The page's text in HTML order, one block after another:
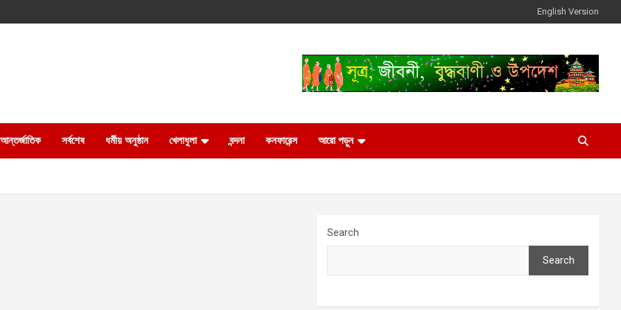
English Version
আন্তর্জাতিক সর্বশেষ ধর্মীয় অনুষ্ঠান খেলাধুলা বন্দনা কনফারেন্স আরো পড়ুন
Search
Search